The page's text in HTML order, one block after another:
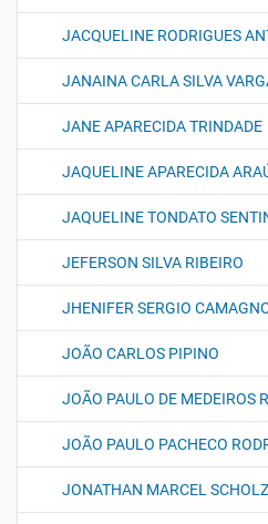
JACQUELINE RODRIGUES
JANAINA CARLA SILVA
JANE APARECIDA TRINDADE
JAQUELINE APARECIDA
JAQUELINE TONDATO
JEFERSON SILVA RIBEIRO
JHENIFER SERGIO
JOÃO CARLOS PIPINO
JOÃO PAULO DE MEDEIROS
JOÃO PAULO PACHECO
JONATHAN MARCEL SCHOLZ